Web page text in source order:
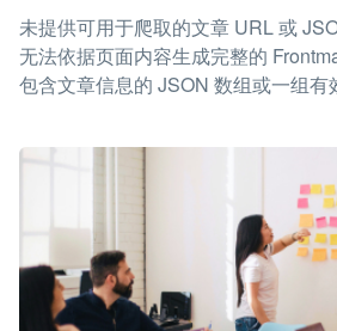
未提供可用于爬取的文章 URL 或
无法依据页面内容生成完整的
包含文章信息的 JSON 数组或一组有